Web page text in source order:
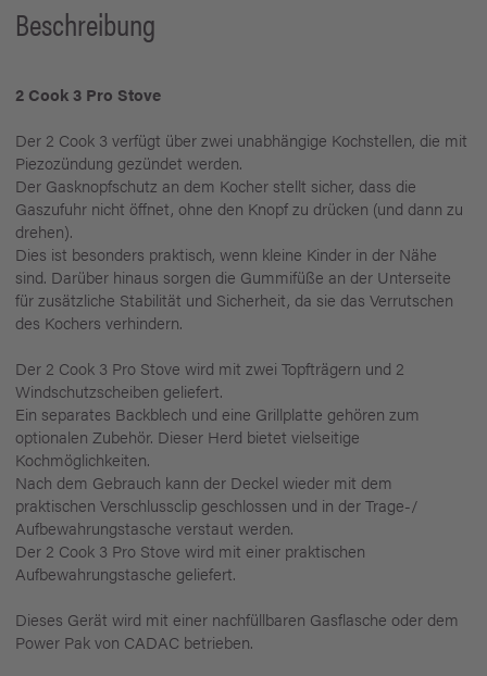
Beschreibung
2 Cook 3 Pro Stove
Der 2 Cook 3 verfügt über zwei unabhängige Kochstellen, die mit
Piezozündung gezündet werden.
Der Gasknopfschutz an dem Kocher stellt sicher, dass die
Gaszufuhr nicht öffnet, ohne den Knopf zu drücken (und dann zu
drehen).
Dies ist besonders praktisch, wenn kleine Kinder in der Nähe
sind. Darüber hinaus sorgen die Gummifüße an der Unterseite
für zusätzliche Stabilität und Sicherheit, da sie das Verrutschen
des Kochers verhindern.
Der 2 Cook 3 Pro Stove wird mit zwei Topfträgern und 2
Windschutzscheiben geliefert.
Ein separates Backblech und eine Grillplatte gehören zum
optionalen Zubehör. Dieser Herd bietet vielseitige
Kochmöglichkeiten.
Nach dem Gebrauch kann der Deckel wieder mit dem
praktischen Verschlussclip geschlossen und in der Trage-/
Aufbewahrungstasche verstaut werden.
Der 2 Cook 3 Pro Stove wird mit einer praktischen
Aufbewahrungstasche geliefert.
Dieses Gerät wird mit einer nachfüllbaren Gasflasche oder dem
Power Pak von CADAC betrieben.